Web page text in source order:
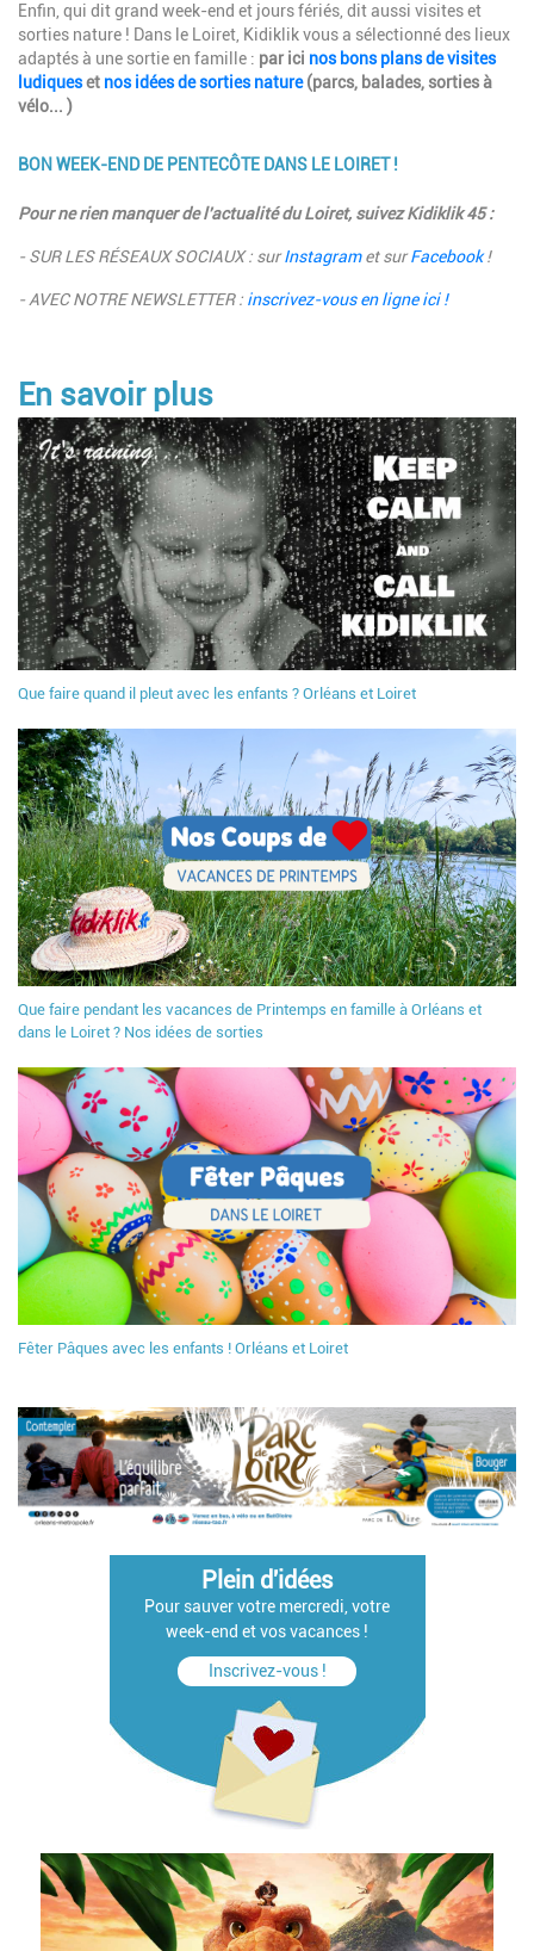
Description
Enfin, qui dit grand week-end et jours fériés, dit aussi visites et
sorties nature ! Dans le Loiret, Kidiklik vous a sélectionné des lieux
adaptés à une sortie en famille : par ici nos bons plans de visites
ludiqueset nos idées de sorties nature(parcs, balades, sorties à
vélo... )
BON WEEK-END DE PENTECÔTE DANS LE LOIRET !
Description
Pour ne rien manquer de l'actualité du Loiret, suivez Kidiklik 45 :
- SUR LES RÉSEAUX SOCIAUX : surInstagramet surFacebook!
- AVEC NOTRE NEWSLETTER : inscrivez-vous en ligne ici !
En savoir plus
Que faire quand il pleut avec les enfants ? Orléans et Loiret
Que faire pendant les vacances de Printemps en famille à Orléans et
dans le Loiret ? Nos idées de sorties
Fêter Pâques avec les enfants ! Orléans et Loiret
Plein d'idées
Pour sauver votre mercredi, votre
week-end et vos vacances !
Inscrivez-vous !